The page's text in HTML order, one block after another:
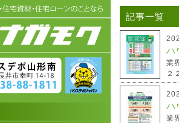
記事一覧
ハ
業
２
ハ
業